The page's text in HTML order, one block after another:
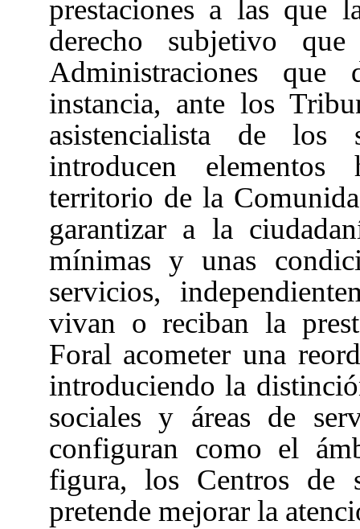
prestaciones a las que
derecho subjetivo
Administraciones
instancia, ante los
asistencialista de los
introducen
territorio de la
garantizar a la
mínimas y unas
servicios,
vivan o reciban la
Foral acometer una
introduciendo la
sociales y áreas de
configuran como el
figura, los Centros de
pretende mejorar la